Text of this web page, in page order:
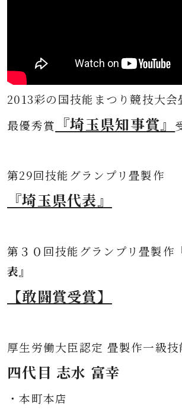
2013彩の国技能まつり競技大会
最優秀賞
『埼玉県知事賞』
第29回技能グランプリ畳製作
『埼玉県代表』
第３０ 回技能グランプリ畳製作
表』
【敢闘賞受賞】
厚生労働大臣認定 畳製作一級技
四代目 志水 富幸
・本町本店